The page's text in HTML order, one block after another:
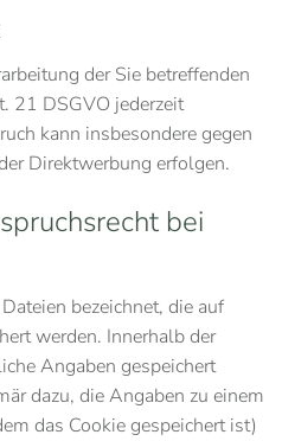
der Sie betreffenden
21 DSGVO jederzeit
kann insbesondere gegen
Direktwerbung erfolgen.
bei
bezeichnet, die auf
werden. Innerhalb der
Angaben gespeichert
dazu, die Angaben zu einem
das Cookie gespeichert ist)